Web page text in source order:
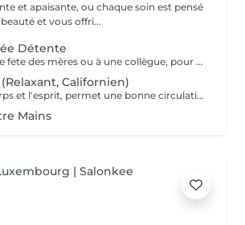
et apaisante, ou chaque soin est pensé
et vous offri...
Détente
Idéal à offrir pour le fete des mères ou à une collègue, pour un anniversaire, pour faire se faire plaisir et se détendre tout simplement. Il contient les soins suivants : Un massage relaxant de 60 min pour le corps + Soin du visage MosaïqueModelante+ spa paraffine les mains + spa paraffine les pieds
Californien)
vise à relaxer le corps et l'esprit, permet une bonne circulation des flux sanguins et énergétiques dans le corps, assouplit les muscles, tonifie la peau.
Mains